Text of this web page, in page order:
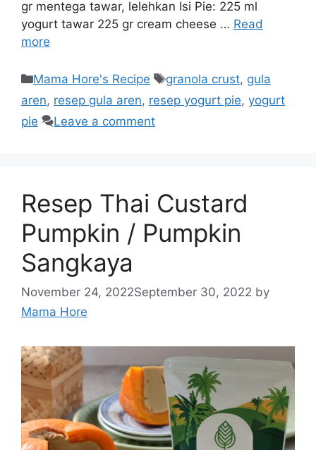
gr mentega tawar, lelehkan Isi Pie: 225 ml
yogurt tawar 225 gr cream cheese … Read
more
Mama Hore's Recipe granola crust, gula
aren, resep gula aren, resep yogurt pie, yogurt
pie
Leave a comment
Resep Thai Custard
Pumpkin / Pumpkin
Sangkaya
November 24, 2022September 30, 2022 by
Mama Hore